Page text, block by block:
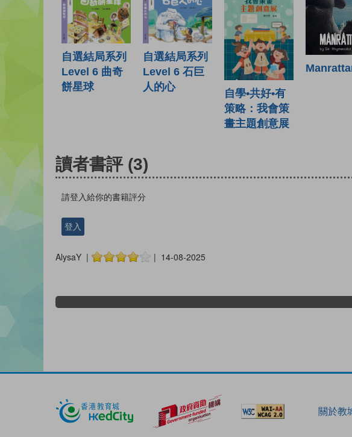
自選結局系列
Level 6 曲奇
餅星球
自選結局系列
Level 6 石巨
人的心
自學•共好•有
策略：我會策
畫主題創意展
讀者書評 (3)
請登入給你的書籍評分
登入
AlysaY | | 14-08-2025
關於教